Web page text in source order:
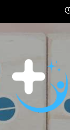
content